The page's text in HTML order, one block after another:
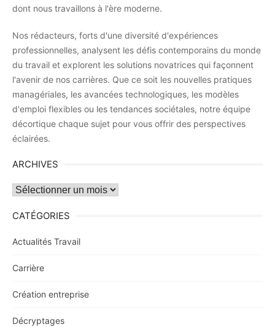
dont nous travaillons à l'ère moderne.
Nos rédacteurs, forts d'une diversité d'expériences
professionnelles, analysent les défis contemporains du monde
du travail et explorent les solutions novatrices qui façonnent
l'avenir de nos carrières. Que ce soit les nouvelles pratiques
managériales, les avancées technologiques, les modèles
d'emploi flexibles ou les tendances sociétales, notre équipe
décortique chaque sujet pour vous offrir des perspectives
éclairées.
ARCHIVES
Archives
CATÉGORIES
Actualités Travail
Carrière
Création entreprise
Décryptages